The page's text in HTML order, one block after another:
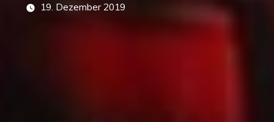
19. Dezember 2019